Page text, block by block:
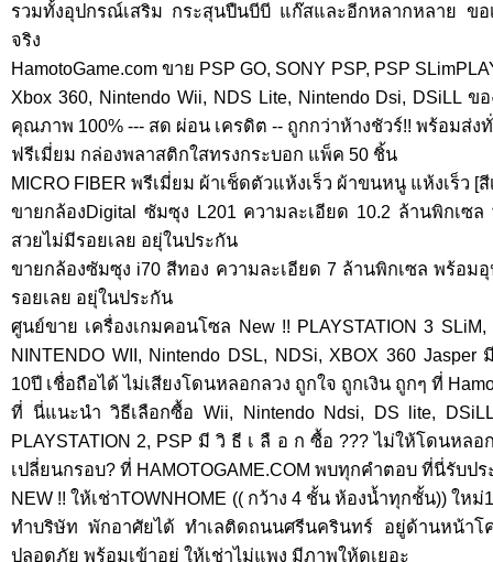
รวมทั้งอุปกรณ์เสริม กระสุนปืนบีบี แก๊สและอีกหลากหลาย ข
จริง
HamotoGame.com ขาย PSP GO, SONY PSP, PSP
Xbox 360, Nintendo Wii, NDS Lite, Nintendo Dsi, DSiLL
คุณภาพ 100% --- สด ผ่อน เครดิต -- ถูกกว่าห้างชัวร์!! พร้อมส่ง
ฟรีเมี่ยม กล่องพลาสติกใสทรงกระบอก แพ็ค 50 ชิ้น
MICRO FIBER พรีเมี่ยม ผ้าเช็ดตัวแห้งเร็ว ผ้าขนหนู แห้งเร็ว [สี
ขายกล้องDigital ซัมซุง L201 ความละเอียด 10.2 ล้านพิกเซ
สวยไม่มีรอยเลย อยุ่ในประกัน
ขายกล้องซัมซุง i70 สีทอง ความละเอียด 7 ล้านพิกเซล พร้อม
รอยเลย อยุ่ในประกัน
ศูนย์ขาย เครื่องเกมคอนโซล New !! PLAYSTATION 3 SLiM,
NINTENDO WII, Nintendo DSL, NDSi, XBOX 360
10ปี เชื่อถือได้ ไม่เสียงโดนหลอกลวง ถูกใจ ถูกเงิน ถูกๆ ที่
ที่ นี่แนะนำ วิธีเลือกซื้อ Wii, Nintendo Ndsi, DS lite,
PLAYSTATION 2, PSP มี วิ ธี เ ลื อ ก ซื้อ ??? ไม่ให้โดนหล
เปลี่ยนกรอบ? ที่ HAMOTOGAME.COM พบทุกคำตอบ ที่นี่รับ
NEW !! ให้เช่าTOWNHOME (( กว้าง 4 ชั้น ห้องน้ำทุกชั้น)) ให
ทำบริษัท พักอาศัยได้ ทำเลติดถนนศรีนครินทร์ อยู่ด้านหน้าโ
ปลอดภัย พร้อมเข้าอยู่ ให้เช่าไม่แพง มีภาพให้ดูเยอะ